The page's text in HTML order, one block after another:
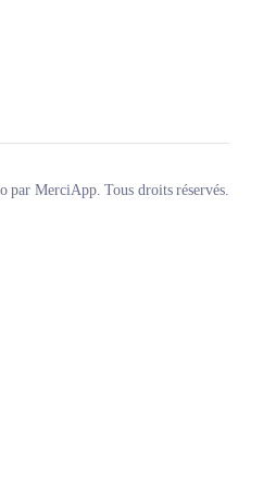
par MerciApp. Tous droits réservés.